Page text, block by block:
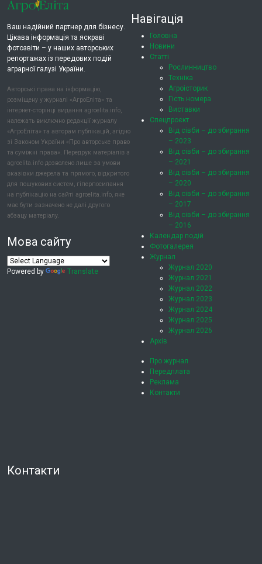
Ваш надійний партнер для бізнесу.
Цікава інформація та яскраві
фотозвіти – у наших авторських
репортажах із передових подій
аграрної галузі України.
Авторські права на інформацію,
розміщену у журналі «АгроЕліта» та
інтернет-сторінці видання agroelita.info,
належать виключно редакції журналу
«АгроЕліта» та авторам публікацій, згідно
зі Законом України «Про авторське право
та суміжні права». Передрук матеріалів з
agroelita.info дозволено лише за умови
вказівки джерела та прямого, відкритого
для пошукових систем, гіперпосилання
на публікацію на сайті agroelita.info, яке
має бути зазначено не далі другого
абзацу матеріалу.
Мова сайту
Powered by Translate
Навігація
Головна
Новини
Статті
Рослинництво
Техніка
Агроісторик
Гість номера
Виставки
Спецпроєкт
Від сівби – до збирання
– 2023
Від сівби – до збирання
– 2021
Від сівби – до збирання
– 2020
Від сівби – до збирання
– 2017
Від сівби – до збирання
– 2016
Календар подій
Фотогалерея
Журнал
Журнал 2020
Журнал 2021
Журнал 2022
Журнал 2023
Журнал 2024
Журнал 2025
Журнал 2026
Архів
Про журнал
Передплата
Реклама
Контакти
Контакти